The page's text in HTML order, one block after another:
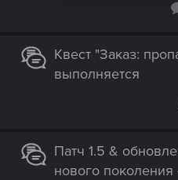
Квест "Заказ:
выполняется
Патч 1.5 &
нового